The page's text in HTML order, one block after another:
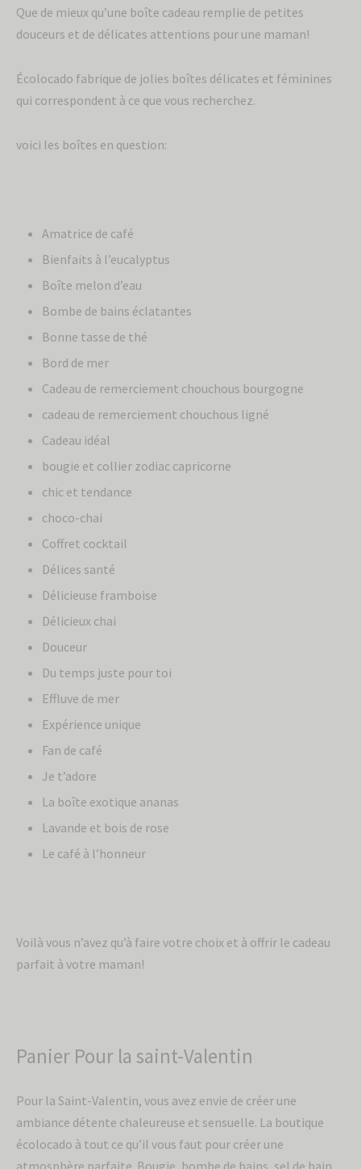
Que de mieux qu’une boîte cadeau remplie de petites
douceurs et de délicates attentions pour une maman!
Écolocado fabrique de jolies boîtes délicates et féminines
qui correspondent à ce que vous recherchez.
voici les boîtes en question:
Amatrice de café
Bienfaits à l’eucalyptus
Boîte melon d’eau
Bombe de bains éclatantes
Bonne tasse de thé
Bord de mer
Cadeau de remerciement chouchous bourgogne
cadeau de remerciement chouchous ligné
Cadeau idéal
bougie et collier zodiac capricorne
chic et tendance
choco-chai
Coffret cocktail
Délices santé
Délicieuse framboise
Délicieux chai
Douceur
Du temps juste pour toi
Effluve de mer
Expérience unique
Fan de café
Je t’adore
La boîte exotique ananas
Lavande et bois de rose
Le café à l’honneur
Voilà vous n’avez qu’à faire votre choix et à offrir le cadeau
parfait à votre maman!
Panier Pour la saint-Valentin
Pour la Saint-Valentin, vous avez envie de créer une
ambiance détente chaleureuse et sensuelle. La boutique
écolocado à tout ce qu’il vous faut pour créer une
atmosphère parfaite. Bougie, bombe de bains, sel de bain,